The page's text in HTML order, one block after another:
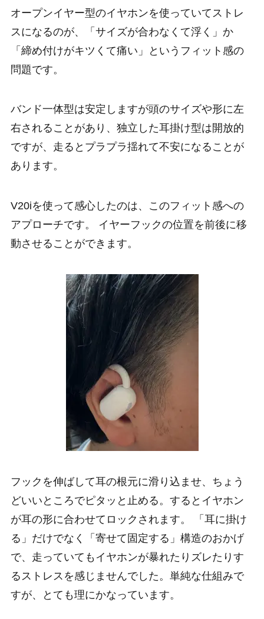
オープンイヤー型のイヤホンを使っていてストレ
スになるのが、「サイズが合わなくて浮く」か
「締め付けがキツくて痛い」というフィット感の
問題です。
バンド一体型は安定しますが頭のサイズや形に左
右されることがあり、独立した耳掛け型は開放的
ですが、走るとプラプラ揺れて不安になることが
あります。
V20iを使って感心したのは、このフィット感への
アプローチです。 イヤーフックの位置を前後に移
動させることができます。
フックを伸ばして耳の根元に滑り込ませ、ちょう
どいいところでピタッと止める。するとイヤホン
が耳の形に合わせてロックされます。 「耳に掛け
る」だけでなく「寄せて固定する」構造のおかげ
で、走っていてもイヤホンが暴れたりズレたりす
るストレスを感じませんでした。単純な仕組みで
すが、とても理にかなっています。